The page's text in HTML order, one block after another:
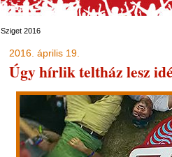
Sziget 2016
2016. április 19.
Úgy hírlik teltház lesz